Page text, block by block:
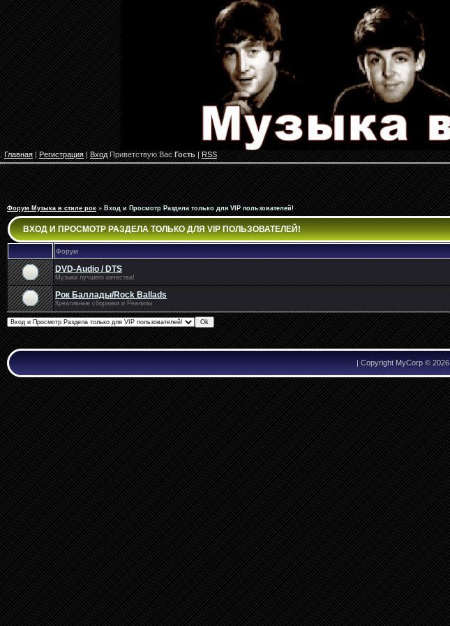
.Главная|Регистрация|Вход Приветствую Вас Гость|RSS
Форум Музыка в стиле рок » Вход и Просмотр Раздела только для VIP пользователей!
ВХОД И ПРОСМОТР РАЗДЕЛА ТОЛЬКО ДЛЯ VIP ПОЛЬЗОВАТЕЛЕЙ!
Форум
DVD-Audio / DTS
Музыка лучшего качества!
Рок Баллады/Rock Ballads
Креативные сборники и Реализы
| Copyright MyCorp © 2026